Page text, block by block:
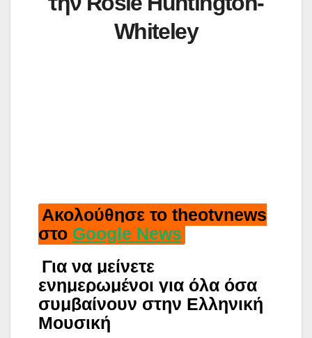
Whiteley
Ακολούθησε το theotvnews
στο Google News
Για να μείνετε
ενημερωμένοι για όλα όσα
συμβαίνουν στην Ελληνική
Μουσική